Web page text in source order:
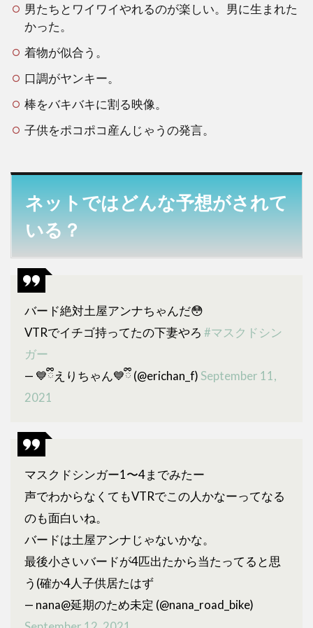
ま
と
男たちとワイワイやれるのが楽しい。男に生まれた
かった。
着物が似合う。
口調がヤンキー。
棒をバキバキに割る映像。
子供をポコポコ産んじゃうの発言。
ネットではどんな予想がされて
いる？
バード絶対土屋アンナちゃんだ😳
VTRでイチゴ持ってたの下妻やろ #マスクドシン
ガー
— 💙ྀིえりちゃん💙ྀི (@erichan_f)September 11,
2021
マスクドシンガー1〜4までみたー
声でわからなくてもVTRでこの人かなーってなる
のも面白いね。
バードは土屋アンナじゃないかな。
最後小さいバードが4匹出たから当たってると思
う(確か4人子供居たはず
— nana@延期のため未定 (@nana_road_bike)